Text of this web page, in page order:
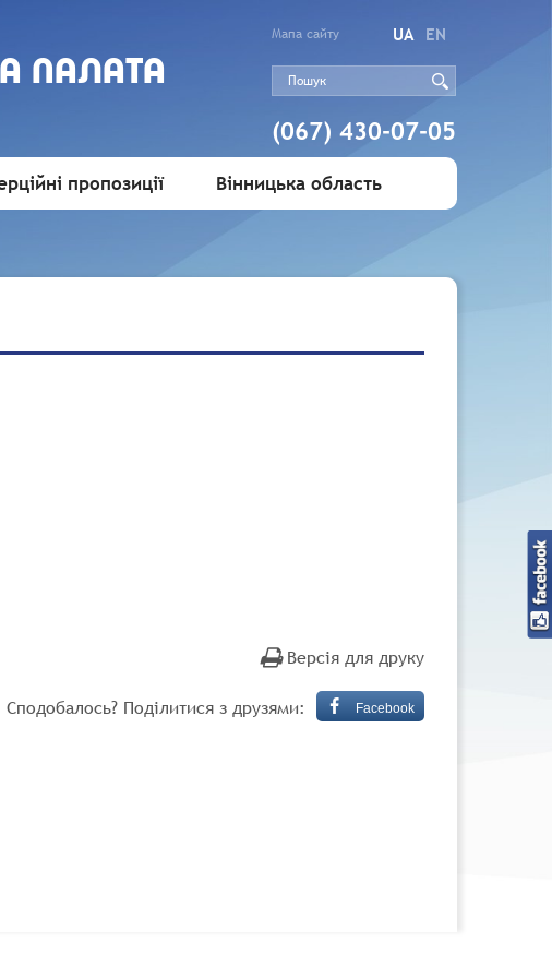
ПАЛАТА
Мапа сайту UA EN
(067) 430-07-05
пропозиції Вінницька область
Версія для друку
Сподобалось? Поділитися з друзями: Facebook